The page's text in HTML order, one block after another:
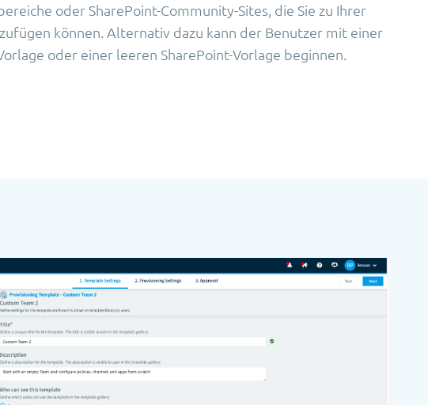
oder SharePoint-Community-Sites, die Sie zu Ihrer
können. Alternativ dazu kann der Benutzer mit einer
oder einer leeren SharePoint-Vorlage beginnen.